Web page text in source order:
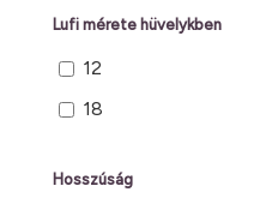
Lufi mérete hüvelykben
12
18
Hosszúság